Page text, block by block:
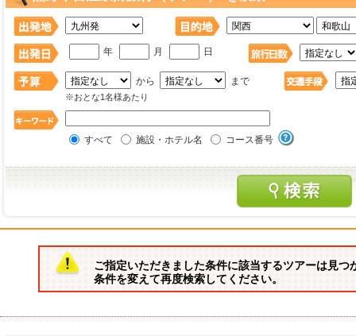
年 月 日
から まで
※おとな1名様あたり
すべて 施設・ホテル名 コース番号
ご指定いただきました条件に該当するツアーは見つ
条件を変えて再度検索してください。